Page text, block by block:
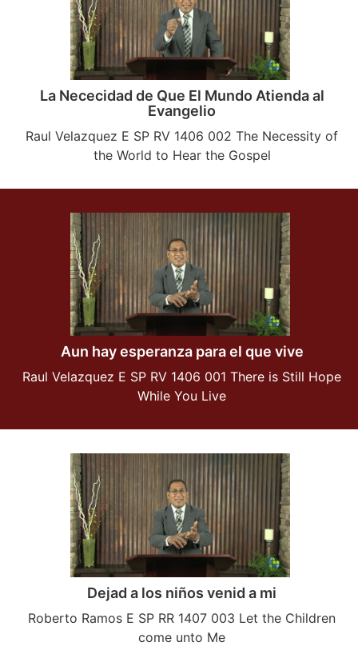
La Nececidad de Que El Mundo Atienda al
Evangelio
Raul Velazquez E SP RV 1406 002 The Necessity of
the World to Hear the Gospel
Aun hay esperanza para el que vive
Raul Velazquez E SP RV 1406 001 There is Still Hope
While You Live
Dejad a los niños venid a mi
Roberto Ramos E SP RR 1407 003 Let the Children
come unto Me